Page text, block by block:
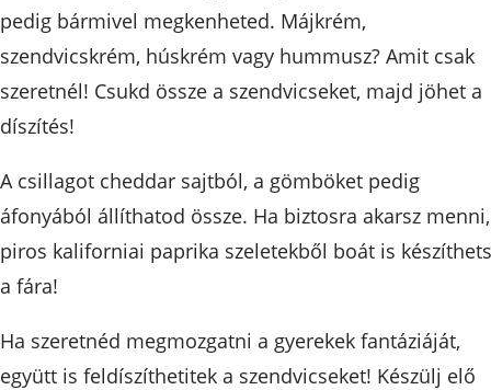
pedig bármivel megkenheted. Májkrém,
szendvicskrém, húskrém vagy hummusz? Amit csak
szeretnél! Csukd össze a szendvicseket, majd jöhet a
díszítés!
A csillagot cheddar sajtból, a gömböket pedig
áfonyából állíthatod össze. Ha biztosra akarsz menni,
piros kaliforniai paprika szeletekből boát is
a fára!
Ha szeretnéd megmozgatni a gyerekek fantáziáját,
együtt is feldíszíthetitek a szendvicseket! Készülj elő